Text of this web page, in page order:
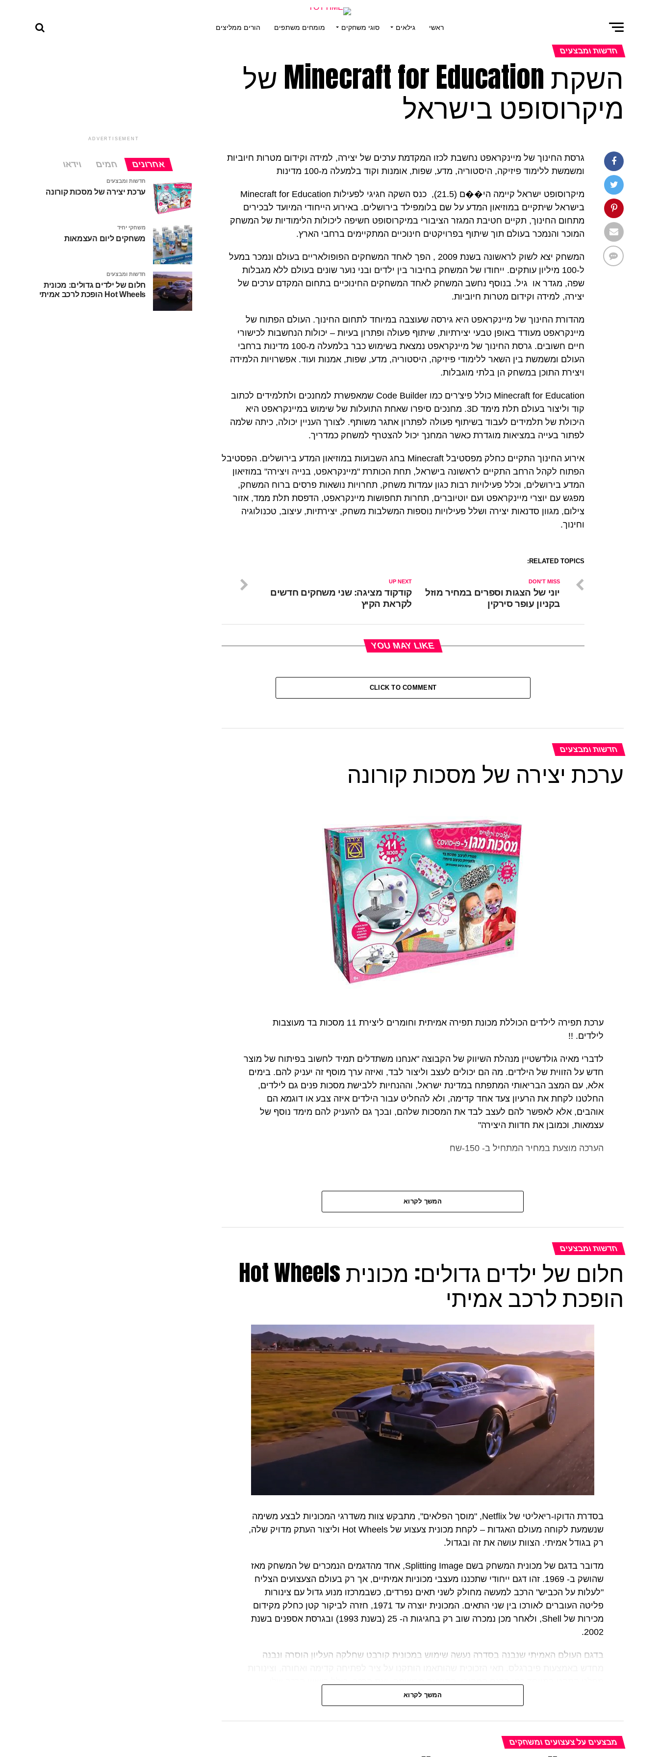
ראשי גילאים סוגי משחקים מומחים משתפים הורים ממליצים
חדשות ומבצעים
השקת Minecraft for Education של
מיקרוסופט בישראל
גרסת החינוך של מיינקראפט נחשבת לכזו המקדמת ערכים של יצירה, למידה וקידום מטרות חיוביות
ומשמשת ללימוד פיזיקה, היסטוריה, מדע, שפות, אומנות וקוד בלמעלה מ-100 מדינות
מיקרוסופט ישראל קיימה הי��ם (21.5), כנס השקה חגיגי לפעילות Minecraft for Education
בישראל שיתקיים במוזיאון המדע על שם בלומפילד בירושלים. באירוע הייחודי המיועד לבכירים
מתחום החינוך, תקיים חטיבת המגזר הציבורי במיקרוסופט חשיפה ליכולות הלימודיות של המשחק
המוכר והנמכר בעולם תוך שיתוף בפרויקטים חינוכיים המתקיימים ברחבי הארץ.
המשחק יצא לשוק לראשונה בשנת 2009 , הפך לאחד המשחקים הפופולאריים בעולם ונמכר במעל
ל-100 מיליון עותקים. ייחודו של המשחק בחיבור בין ילדים ובני נוער שונים בעולם ללא מגבלות
שפה, מגדר או גיל. בנוסף נחשב המשחק לאחד המשחקים החינוכיים בתחום המקדם ערכים של
יצירה, למידה וקידום מטרות חיוביות.
מהדורת החינוך של מיינקראפט היא גירסה שעוצבה במיוחד לתחום החינוך. העולם הפתוח של
מיינקראפט מעודד באופן טבעי יצירתיות, שיתוף פעולה ופתרון בעיות – יכולות הנחשבות לכישורי
חיים חשובים. גרסת החינוך של מיינקראפט נמצאת בשימוש כבר בלמעלה מ-100 מדינות ברחבי
העולם ומשמשת בין השאר ללימודי פיזיקה, היסטוריה, מדע, שפות, אמנות ועוד. אפשרויות הלמידה
ויצירת התוכן במשחק הן בלתי מוגבלות.
Minecraft for Education כולל פיצ'רים כמו Code Builder שמאפשרת למחנכים ולתלמידים לכתוב
קוד וליצור בעולם תלת מימד 3D. מחנכים סיפרו שאחת התועלות של שימוש במיינקראפט היא
היכולת של תלמידים לעבוד בשיתוף פעולה לפתרון אתגר משותף. לצורך העניין יכולה, כיתה שלמה
לפתור בעייה במציאות מוגדרת כאשר המחנך יכול להצטרף למשחק כמדריך.
אירוע החינוך התקיים כחלק מפסטיבל Minecraft בחג השבועות במוזיאון המדע בירושלים. הפסטיבל
הפתוח לקהל הרחב התקיים לראשונה בישראל, תחת הכותרת "מיינקראפט, בנייה ויצירה" במוזיאון
המדע בירושלים, וכלל פעילויות רבות כגון עמדות משחק, תחרויות נושאות פרסים ברוח המשחק,
מפגש עם יוצרי מיינקראפט ועם יוטיוברים, תחרות תחפושות מיינקראפט, הדפסת תלת ממד, אזור
צילום, מגוון סדנאות יצירה ושלל פעילויות נוספות המשלבות משחק, יצירתיות, עיצוב, טכנולוגיה
וחינוך.
RELATED TOPICS:
UP NEXT
קודקוד מציגה: שני משחקים חדשים
לקראת הקיץ
DON'T MISS
יוני של הצגות וספרים במחיר מוזל
בקניון עופר סירקין
YOU MAY LIKE
CLICK TO COMMENT
חדשות ומבצעים
ערכת יצירה של מסכות קורונה
ערכת תפירה לילדים הכוללת מכונת תפירה אמיתית וחומרים ליצירת 11 מסכות בד מעוצבות
לילדים. !!
לדברי מאיה גולדשטיין מנהלת השיווק של הקבוצה "אנחנו משתדלים תמיד לחשוב בפיתוח של מוצר
חדש על הזווית של הילדים. מה הם יכולים לעצב וליצור לבד, ואיזה ערך מוסף זה יעניק להם. בימים
אלא, עם המצב הבריאותי המתפתח במדינת ישראל, וההנחיות ללבישת מסכות פנים גם לילדים,
החלטנו לקחת את הרעיון צעד אחד קדימה, ולא להחליט עבור הילדים איזה צבע או דוגמא הם
אוהבים, אלא לאפשר להם לעצב לבד את המסכות שלהם, ובכך גם להעניק להם מימד נוסף של
עצמאות, וכמובן את חדוות היצירה"
הערכה מוצעת במחיר המתחיל ב- 150-שח
המשך לקרוא
חדשות ומבצעים
חלום של ילדים גדולים: מכונית Hot Wheels
הופכת לרכב אמיתי
בסדרת הדוקו-ריאליטי של Netflix, "מוסך הפלאים", מתבקש צוות משדרגי המכוניות לבצע משימה
שנשמעת לקוחה מעולם האגדות – לקחת מכונית צעצוע של Hot Wheels וליצור העתק מדויק שלה,
רק בגודל אמיתי. הצוות עושה את זה ובגדול.
מדובר בדגם של מכונית המשחק בשם Splitting Image, אחד מהדגמים הנמכרים של המשחק מאז
שהושק ב- 1969. זהו דגם ייחודי שתכננו מעצבי מכוניות אמיתיים, אך רק בעולם הצעצועים הצליח
"לעלות על הכביש" הרכב למעשה מחולק לשני תאים נפרדים, כשבמרכזו מנוע גדול עם צינורות
פליטה העוברים לאורכו בין שני התאים. המכונית יוצרה עד 1971, חזרה לביקור קטן כחלק מקידום
מכירות של Shell, ולאחר מכן נמכרה שוב רק בחגיגות ה- 25 (בשנת 1993) ובגרסת אספנים בשנת
2002.
בדגם העולם האמיתי שנבנה בסדרה נעשה שימוש במכונית קורבט שחלקה העליון הוסרה ונבנה
.
המשך לקרוא
מבצעים על צעצועים ומשחקים
ADVERTISEMENT
אחרונים חמים וידאו
חדשות ומבצעים
ערכת יצירה של מסכות קורונה
משחקי יחיד
משחקים ליום העצמאות
חדשות ומבצעים
חלום של ילדים גדולים: מכונית
Hot Wheels הופכת לרכב אמיתי